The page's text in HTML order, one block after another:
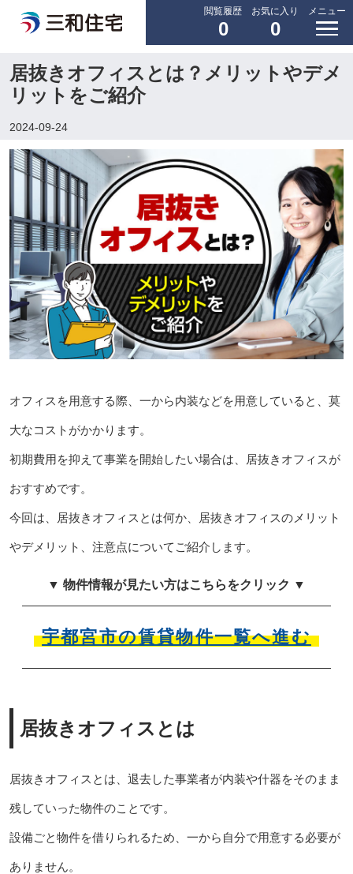
閲覧履歴
0
お気に入り
0
メニュー
居抜きオフィスとは？メリットやデメ
リットをご紹介
2024-09-24
オフィスを用意する際、一から内装などを用意していると、莫
大なコストがかかります。
初期費用を抑えて事業を開始したい場合は、居抜きオフィスが
おすすめです。
今回は、居抜きオフィスとは何か、居抜きオフィスのメリット
やデメリット、注意点についてご紹介します。
▼ 物件情報が見たい方はこちらをクリック ▼
宇都宮市の賃貸物件一覧へ進む
居抜きオフィスとは
居抜きオフィスとは、退去した事業者が内装や什器をそのまま
残していった物件のことです。
設備ごと物件を借りられるため、一から自分で用意する必要が
ありません。